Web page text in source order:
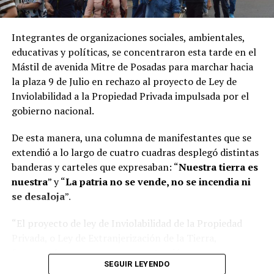
Laleyvigente, impulsada en 2020, prohíbe modificar
60 años
el uso de bosques nativos y humedales
afectados por incendios y durante30 añosen el caso de
tierras agropecuarias. El Gobierno busca flexibilizar ese
régimen al considerar que castiga a los propietarios de
los inmuebles incendiados.
En el capítulo sobre desalojos el oficialismo junto a los
aliados tuvo 36 votos ya que la chubutense
Terenzidecidió abstenerse.
Cómo quedan los desalojos
– Se aplicará el desalojo exprés en los casos en que se
inmueble si“el derecho invocado fuese verosímil y
previa caución juratoria”.
Integrantes de organizaciones sociales, ambientales,
educativas y políticas, se concentraron esta tarde en el
Mástil de avenida Mitre de Posadas para marchar hacia
la plaza 9 de Julio en rechazo al proyecto de Ley de
Inviolabilidad a la Propiedad Privada impulsada por el
gobierno nacional.
De esta manera, una columna de manifestantes que se
extendió a lo largo de cuatro cuadras desplegó distintas
banderas y carteles que expresaban: “Nuestra tierra es
nuestra” y “La patria no se vende, no se incendia ni
se desaloja”.
“El proyecto de ley de Inviolabilidad de la Propiedad
favorecería a una mayor concentración y
extranjerización de la tierra, permitiendo una mayor
SEGUIR LEYENDO